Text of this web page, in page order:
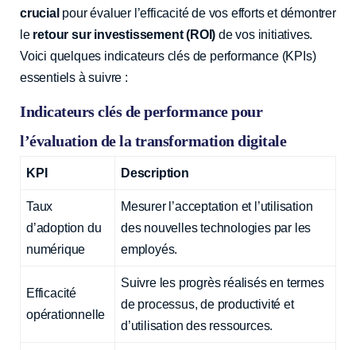
crucial pour évaluer l’efficacité de vos efforts et démontrer
le retour sur investissement (ROI) de vos initiatives.
Voici quelques indicateurs clés de performance (KPIs)
essentiels à suivre :
Indicateurs clés de performance pour
l’évaluation de la transformation digitale
KPI Description
Taux
d’adoption du
numérique
Mesurer l’acceptation et l’utilisation
des nouvelles technologies par les
employés.
Efficacité
opérationnelle
Suivre les progrès réalisés en termes
de processus, de productivité et
d’utilisation des ressources.